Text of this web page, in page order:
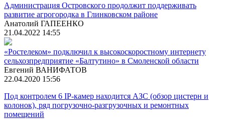
Администрация Островского продолжит поддерживать
развитие агрогородка в Глинковском районе
Анатолий ГАПЕЕНКО
21.04.2022 14:55
«Ростелеком» подключил к высокоскоростному интернету
сельхозпредприятие «Балтутино» в Смоленской области
Евгений ВАНИФАТОВ
22.04.2020 15:56
Под контролем 6 IP-камер находится АЗС (обзор цистерн и
колонок), ряд погрузочно-разгрузочных и ремонтных
помещений